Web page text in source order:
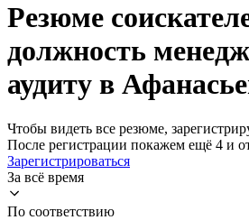
Резюме
должность
аудиту в
Чтобы видеть все резюме,
После регистрации покажем ещё 4 и
Зарегистрироваться
За всё время
По соответствию